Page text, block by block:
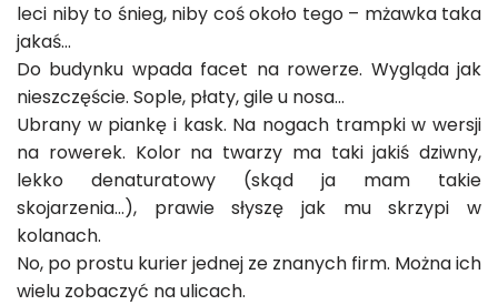
leci niby to śnieg, niby coś około tego – mżawka taka
jakaś…
Do budynku wpada facet na rowerze. Wygląda jak
nieszczęście. Sople, płaty, gile u nosa…
Ubrany w piankę i kask. Na nogach trampki w wersji
na rowerek. Kolor na twarzy ma taki jakiś dziwny,
lekko denaturatowy (skąd ja mam takie
skojarzenia…), prawie słyszę jak mu skrzypi w
kolanach.
No, po prostu kurier jednej ze znanych firm. Można ich
wielu zobaczyć na ulicach.